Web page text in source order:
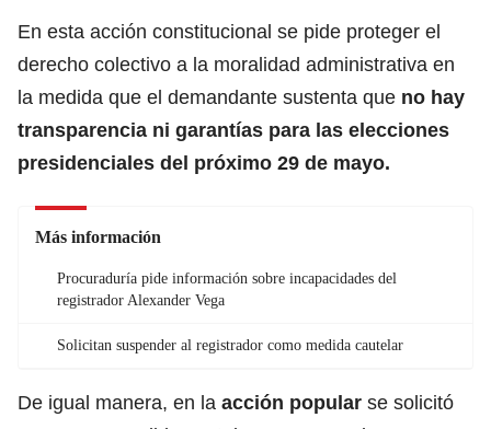
En esta acción constitucional se pide proteger el
derecho colectivo a la moralidad administrativa en
la medida que el demandante sustenta que no hay
transparencia ni garantías para las elecciones
presidenciales del próximo 29 de mayo.
Más información
Procuraduría pide información sobre incapacidades del
registrador Alexander Vega
Solicitan suspender al registrador como medida cautelar
De igual manera, en la acción popular se solicitó